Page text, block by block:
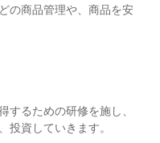
の商品管理や、商品を安
するための研修を施し、
投資していきます。